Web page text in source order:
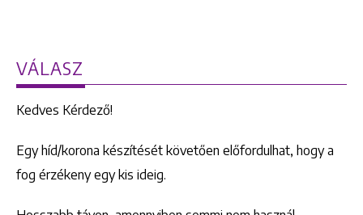
VÁLASZ
Kedves Kérdező!
Egy híd/korona készítését követően előfordulhat, hogy a
fog érzékeny egy kis ideig.